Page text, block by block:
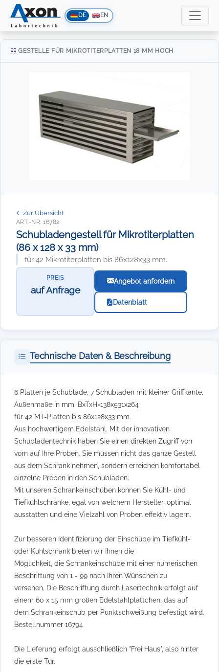
DE EN
GESTELLE FÜR MIKROTITERPLATTEN 18 MM HOCH
Zur Übersicht
ART.-NR. 16782
Schubladengestell für Mikrotiterplatten
(86 x 128 x 33 mm)
für 42 Mikrotiterplatten bis 86x128x33 mm.
PREIS
auf Anfrage
Angebot anfordern
Datenblatt
Technische Daten & Beschreibung
6 Platten je Schublade, 7 Schubladen mit kleiner Griffkante.
Außenmaße in mm: BxTxH=138x531x264
für 42 MT-Platten bis 86x128x33 mm.
Aus hochwertigem Edelstahl. Mit der innovativen
Schubladentechnik haben Sie einen direkten Zugriff von
vorn auf Ihre Proben. Sie müssen nicht das ganze Gestell
aus dem Schrank nehmen, sondern erreichen komfortabel
einzelne Proben in den Schubladen.
Mit unseren Schrankeinschüben können Sie Kühl- und
Tiefkühlschränke, egal von welchem Hersteller, optimal
ausstatten und eine Vielzahl von Proben effektiv lagern.
Zur besseren Identifizierung der Einschübe im Tiefkühl-
oder Kühlschrank bieten wir Ihnen die
Möglichkeit, die Schrankeinschübe mit einer numerischen
Beschriftung von 1 - 99 nach Ihren Wünschen zu
versehen. Die Beschriftung durch Lasertechnik erfolgt auf
einem 60 x 15 mm großen Edelstahlplättchen, das auf
dem Schrankeinschub per Punktschweißung befestigt wird.
Bestellnummer 16794
Die Lieferung erfolgt ausschließlich "Frei Haus", also hinter
die erste Tür.